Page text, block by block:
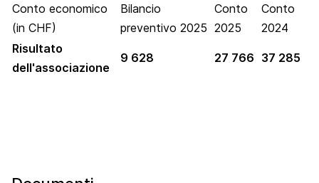
Conto economico
(in CHF)
Bilancio
preventivo 2025
Conto
2025
Conto
2024
Risultato
dell'associazione
9 628 27 766 37 285